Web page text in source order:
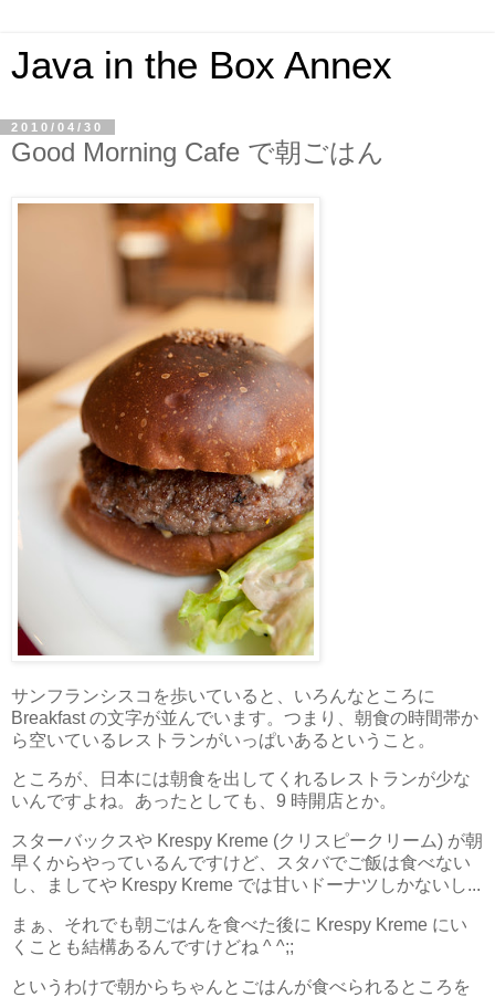
Java in the Box Annex
2010/04/30
Good Morning Cafe で朝ごはん
サンフランシスコを歩いていると、いろんなところに
Breakfast の文字が並んでいます。つまり、朝食の時間帯か
ら空いているレストランがいっぱいあるということ。
ところが、日本には朝食を出してくれるレストランが少な
いんですよね。あったとしても、9 時開店とか。
スターバックスや Krespy Kreme (クリスピークリーム) が朝
早くからやっているんですけど、スタバでご飯は食べない
し、ましてや Krespy Kreme では甘いドーナツしかないし...
まぁ、それでも朝ごはんを食べた後に Krespy Kreme にい
くことも結構あるんですけどね ^ ^;;
というわけで朝からちゃんとごはんが食べられるところを